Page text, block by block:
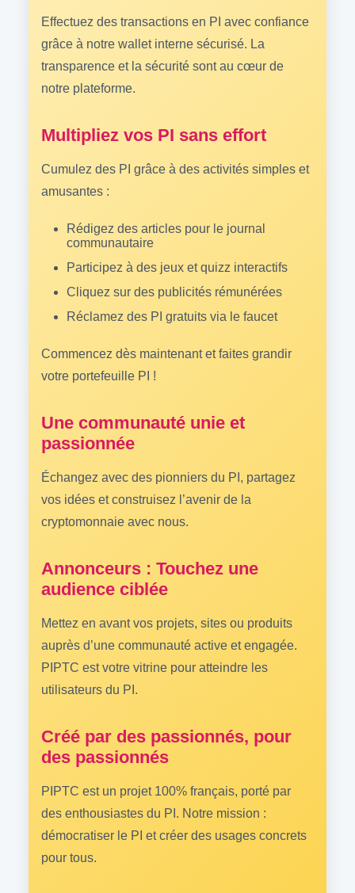
Effectuez des transactions en PI avec confiance
grâce à notre wallet interne sécurisé. La
transparence et la sécurité sont au cœur de
notre plateforme.
Multipliez vos PI sans effort
Cumulez des PI grâce à des activités simples et
amusantes :
Rédigez des articles pour le journal
communautaire
Participez à des jeux et quizz interactifs
Cliquez sur des publicités rémunérées
Réclamez des PI gratuits via le faucet
Commencez dès maintenant et faites grandir
votre portefeuille PI !
Une communauté unie et
passionnée
Échangez avec des pionniers du PI, partagez
vos idées et construisez l’avenir de la
cryptomonnaie avec nous.
Annonceurs : Touchez une
audience ciblée
Mettez en avant vos projets, sites ou produits
auprès d’une communauté active et engagée.
PIPTC est votre vitrine pour atteindre les
utilisateurs du PI.
Créé par des passionnés, pour
des passionnés
PIPTC est un projet 100% français, porté par
des enthousiastes du PI. Notre mission :
démocratiser le PI et créer des usages concrets
pour tous.